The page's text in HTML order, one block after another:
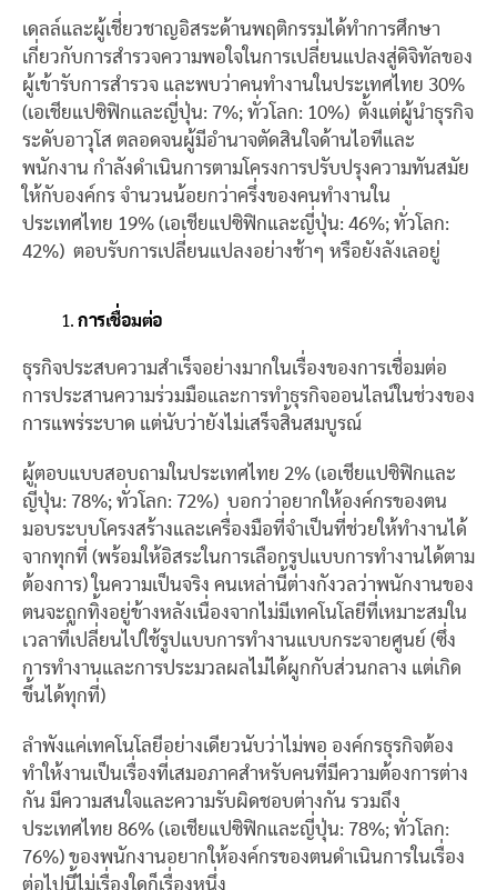
เดลล์และผู้เชี่ยวชาญอิสระด้านพฤติกรรมได้ทำการศึกษา
เกี่ยวกับการสำรวจความพอใจในการเปลี่ยนแปลงสู่ดิจิทัลของ
ผู้เข้ารับการสำรวจ และพบว่าคนทำงานในประเทศไทย 30%
(เอเชียแปซิฟิกและญี่ปุ่น: 7%; ทั่วโลก: 10%) ตั้งแต่ผู้นำธุรกิจ
ระดับอาวุโส ตลอดจนผู้มีอำนาจตัดสินใจด้านไอทีและ
พนักงาน กำลังดำเนินการตามโครงการปรับปรุงความทันสมัย
ให้กับองค์กร จำนวนน้อยกว่าครึ่งของคนทำงานใน
ประเทศไทย 19% (เอเชียแปซิฟิกและญี่ปุ่น: 46%; ทั่วโลก:
42%) ตอบรับการเปลี่ยนแปลงอย่างช้าๆ หรือยังลังเลอยู่
การเชื่อมต่อ
ธุรกิจประสบความสำเร็จอย่างมากในเรื่องของการเชื่อมต่อ
การประสานความร่วมมือและการทำธุรกิจออนไลน์ในช่วงของ
การแพร่ระบาด แต่นับว่ายังไม่เสร็จสิ้นสมบูรณ์
ผู้ตอบแบบสอบถามในประเทศไทย 2% (เอเชียแปซิฟิกและ
ญี่ปุ่น: 78%; ทั่วโลก: 72%) บอกว่าอยากให้องค์กรของตน
มอบระบบโครงสร้างและเครื่องมือที่จำเป็นที่ช่วยให้ทำงานได้
จากทุกที่ (พร้อมให้อิสระในการเลือกรูปแบบการทำงานได้ตาม
ต้องการ) ในความเป็นจริง คนเหล่านี้ต่างกังวลว่าพนักงานของ
ตนจะถูกทิ้งอยู่ข้างหลังเนื่องจากไม่มีเทคโนโลยีที่เหมาะสมใน
เวลาที่เปลี่ยนไปใช้รูปแบบการทำงานแบบกระจายศูนย์ (ซึ่ง
การทำงานและการประมวลผลไม่ได้ผูกกับส่วนกลาง แต่เกิด
ขึ้นได้ทุกที่)
ลำพังแค่เทคโนโลยีอย่างเดียวนับว่าไม่พอ องค์กรธุรกิจต้อง
ทำให้งานเป็นเรื่องที่เสมอภาคสำหรับคนที่มีความต้องการต่าง
กัน มีความสนใจและความรับผิดชอบต่างกัน รวมถึง
ประเทศไทย 86% (เอเชียแปซิฟิกและญี่ปุ่น: 78%; ทั่วโลก:
76%) ของพนักงานอยากให้องค์กรของตนดำเนินการในเรื่อง
ต่อไปนี้ไม่เรื่องใดก็เรื่องหนึ่ง